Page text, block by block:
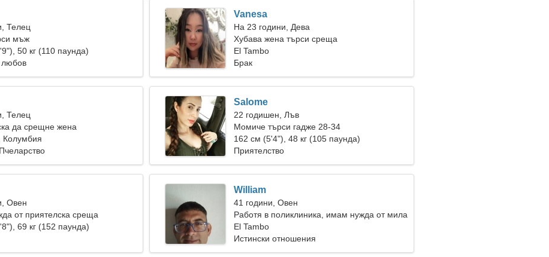
Телец
мъж
50 кг (110 паунда)
любов
Vanesa
На 23 години, Дева
Хубава жена търси среща
El Tambo
Брак
Телец
да срещне жена
Колумбия
Salome
22 годишен, Лъв
Момиче търси гадже 28-34
162 см (5'4"), 48 кг (105 паунда)
Приятелство
Овен
от приятелска среща
69 кг (152 паунда)
William
41 години, Овен
Работя в поликлиника, имам нужда от мила
жена
El Tambo
Истински отношения